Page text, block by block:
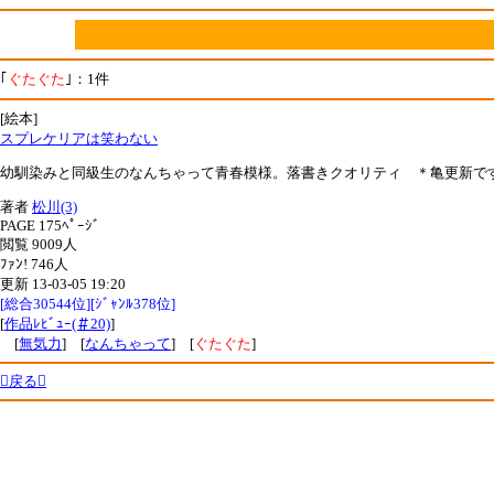
｢ ぐたぐた ｣：1件
[絵本]
スプレケリアは笑わない
幼馴染みと同級生のなんちゃって青春模様。落書きクオリティ ＊亀更新で
著者 松川(3)
PAGE 175ﾍﾟｰｼﾞ
閲覧 9009人
ﾌｧﾝ! 746人
更新 13-03-05 19:20
[総合30544位][ｼﾞｬﾝﾙ378位]
[作品ﾚﾋﾞｭｰ(＃20)]
[無気力] [なんちゃって] [ ぐたぐた]
戻る